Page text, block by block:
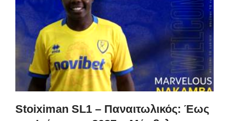
Stoiximan SL1 – Παναιτωλικός: Έως